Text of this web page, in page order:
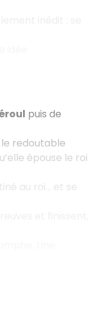
puis de
le redoutable
épouse le roi
au roi… et se